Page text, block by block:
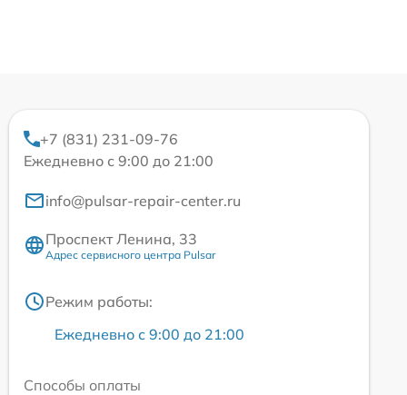
+7 (831) 231-09-76
Ежедневно с 9:00 до 21:00
info@pulsar-repair-center.ru
Проспект Ленина, 33
Адрес сервисного центра Pulsar
Режим работы:
Ежедневно с 9:00 до 21:00
Способы оплаты